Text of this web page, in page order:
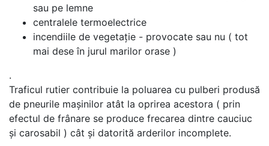
sau pe lemne
centralele termoelectrice
incendiile de vegetație - provocate sau nu ( tot
mai dese în jurul marilor orase )
.
Traficul rutier contribuie la poluarea cu pulberi produsă
de pneurile mașinilor atât la oprirea acestora ( prin
efectul de frânare se produce frecarea dintre cauciuc
și carosabil ) cât și datorită arderilor incomplete.